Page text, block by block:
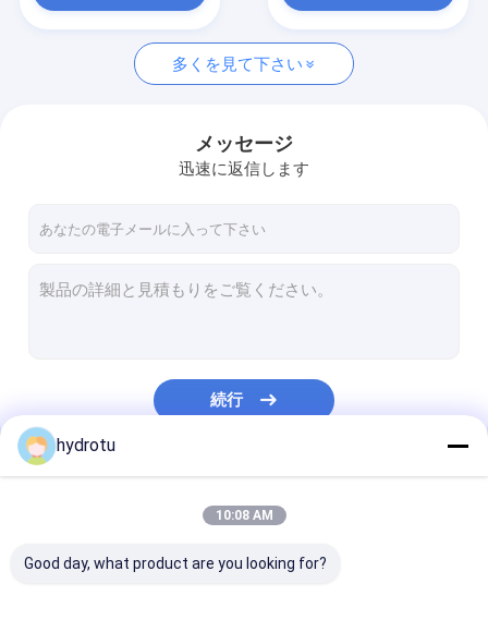
多くを見て下さい
メッセージ
迅速に返信します
続行
hydrotu
10:08 AM
Good day, what product are you looking for?